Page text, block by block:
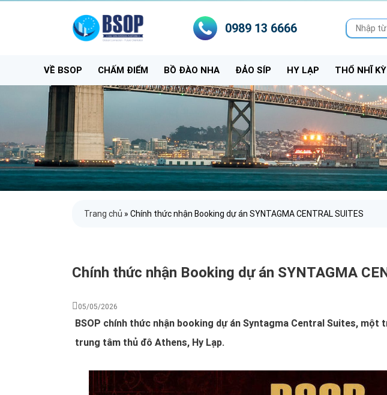
0989 13 6666
VỀ BSOP CHẤM ĐIỂM BỒ ĐÀO NHA ĐẢO SÍP HY LẠP THỔ NHĨ KỲ
Trang chủ » Chính thức nhận Booking dự án SYNTAGMA CENTRAL SUITES
Chính thức nhận Booking dự án SYNTAGMA
05/05/2026
BSOP chính thức nhận booking dự án Syntagma Central Suites,
trung tâm thủ đô Athens, Hy Lạp.